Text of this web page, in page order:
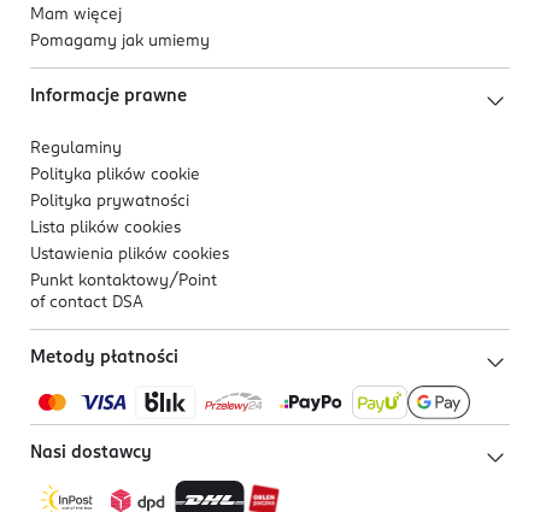
Mam więcej
Pomagamy jak umiemy
Informacje prawne
Regulaminy
Polityka plików cookie
Polityka prywatności
Lista plików cookies
Ustawienia plików cookies
Punkt kontaktowy/ Point
of contact DSA
Metody płatności
Nasi dostawcy